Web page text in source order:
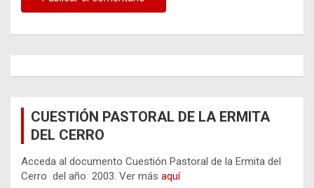
CUESTIÓN PASTORAL DE LA ERMITA
DEL CERRO
Acceda al documento Cuestión Pastoral de la Ermita del
Cerro del año 2003. Ver más aquí